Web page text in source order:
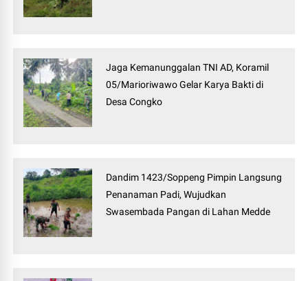
Jaga Kemanunggalan TNI AD, Koramil
05/Marioriwawo Gelar Karya Bakti di
Desa Congko
Dandim 1423/Soppeng Pimpin Langsung
Penanaman Padi, Wujudkan
Swasembada Pangan di Lahan Medde